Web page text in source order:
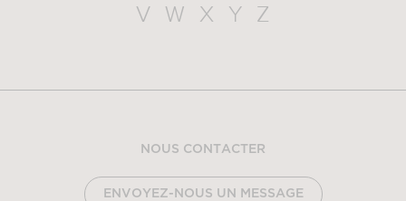
V
W X Y Z
NOUS CONTACTER
ENVOYEZ-NOUS UN MESSAGE